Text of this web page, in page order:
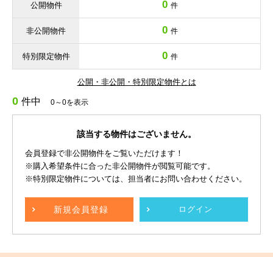
公開物件 0 件
非公開物件 0 件
特別限定物件 0 件
公開・非公開・特別限定物件とは
0 件中 0～0を表示
該当する物件はございません。
会員登録で非公開物件をご覧いただけます！
※購入希望条件に合った非公開物件が閲覧可能です。
※特別限定物件については、担当者にお問い合わせください。
新規会員登録 ログイン